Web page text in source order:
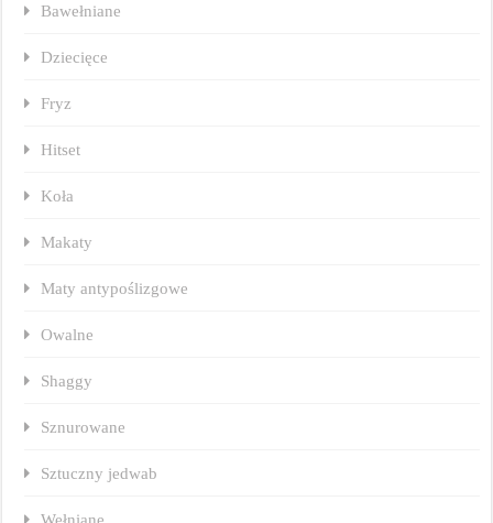
Bawełniane
Dziecięce
Fryz
Hitset
Koła
Makaty
Maty antypoślizgowe
Owalne
Shaggy
Sznurowane
Sztuczny jedwab
Wełniane